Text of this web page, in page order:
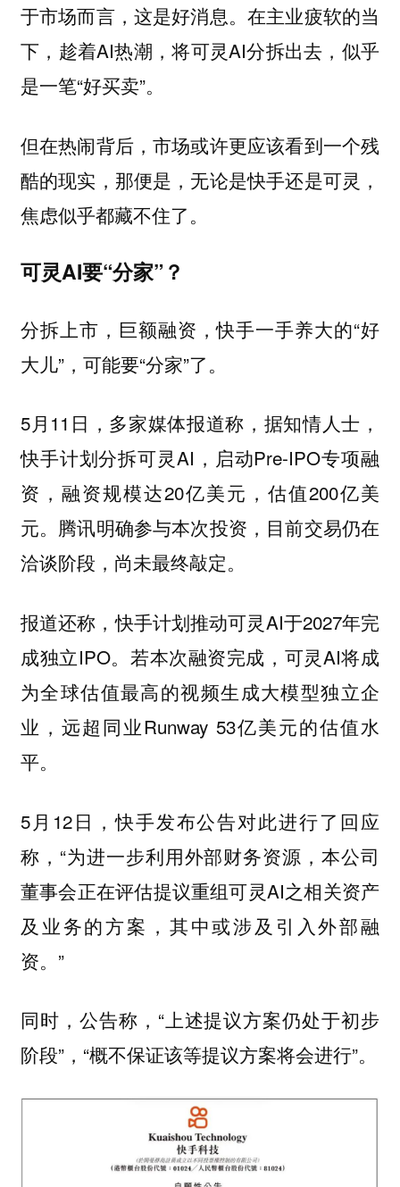
于市场而言，这是好消息。在主业疲软的当
下，趁着AI热潮，将可灵AI分拆出去，似乎
是一笔“好买卖”。
但在热闹背后，市场或许更应该看到一个残
酷的现实，那便是，无论是快手还是可灵，
焦虑似乎都藏不住了。
可灵AI要“分家”？
分拆上市，巨额融资，快手一手养大的“好
大儿”，可能要“分家”了。
5月11日，多家媒体报道称，据知情人士，
快手计划分拆可灵AI，启动Pre-IPO专项融
资，融资规模达20亿美元，估值200亿美
元。腾讯明确参与本次投资，目前交易仍在
洽谈阶段，尚未最终敲定。
报道还称，快手计划推动可灵AI于2027年完
成独立IPO。若本次融资完成，可灵AI将成
为全球估值最高的视频生成大模型独立企
业，远超同业Runway 53亿美元的估值水
平。
5月12日，快手发布公告对此进行了回应
称，“为进一步利用外部财务资源，本公司
董事会正在评估提议重组可灵AI之相关资产
及业务的方案，其中或涉及引入外部融
资。”
同时，公告称，“上述提议方案仍处于初步
阶段”，“概不保证该等提议方案将会进行”。